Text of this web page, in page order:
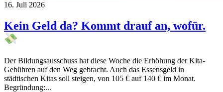
16. Juli 2026
Kein Geld da? Kommt drauf an, wofür.
Der Bildungsausschuss hat diese Woche die Erhöhung der Kita-
Gebühren auf den Weg gebracht. Auch das Essensgeld in
städtischen Kitas soll steigen, von 105 € auf 140 € im Monat.
Begründung:...